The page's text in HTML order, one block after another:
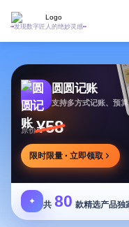
发现数字匠人的绝妙灵感
圆圆记账
原价¥58
限时限量 · 立即领取
✦ 共 80 款精选产品独